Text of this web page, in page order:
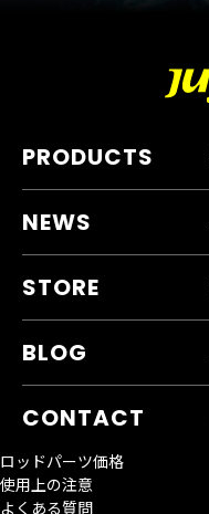
ロッドパーツ価格
使用上の注意
よくある質問